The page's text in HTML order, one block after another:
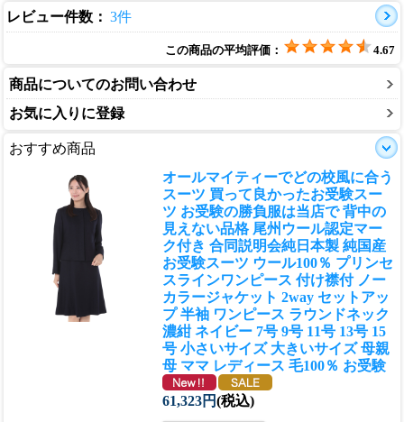
レビュー件数： 3件
この商品の平均評価： 4.67
商品についてのお問い合わせ
お気に入りに登録
おすすめ商品
オールマイティーでどの校風に合う
スーツ 買って良かったお受験スー
ツ お受験の勝負服は当店で 背中の
見えない品格 尾州ウール認定マー
ク付き 合同説明会純日本製 純国産
お受験スーツ ウール100％ プリンセ
スラインワンピース 付け襟付 ノー
カラージャケット 2way セットアッ
プ 半袖 ワンピース ラウンドネック
濃紺 ネイビー 7号 9号 11号 13号 15
号 小さいサイズ 大きいサイズ 母親
母 ママ レディース 毛100％ お受験
61,323円(税込)